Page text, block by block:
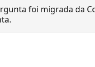
foi migrada da